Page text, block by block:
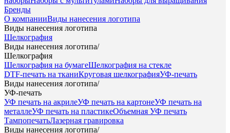
Бренды
О компанииВиды нанесения логотипа
Виды нанесения логотипа
Шелкография
Виды нанесения логотипа/
Шелкография
Шелкография на бумагеШелкография на стекле
DTF-печать на тканиКруговая шелкографияУФ-печать
Виды нанесения логотипа/
УФ-печать
УФ печать на акрилеУФ печать на картонеУФ печать на
металлеУФ печать на пластикеОбъемная УФ печать
ТампопечатьЛазерная гравировка
Виды нанесения логотипа/